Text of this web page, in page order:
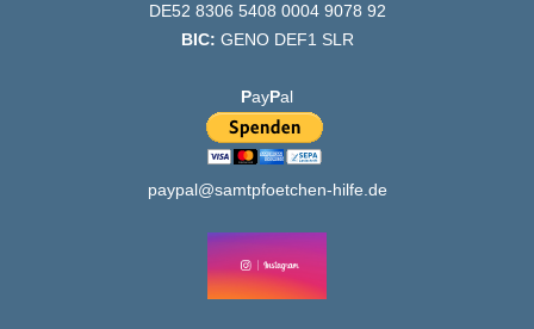
DE52 8306 5408 0004 9078 92
BIC: GENO DEF1 SLR
PayPal
paypal@samtpfoetchen-hilfe.de